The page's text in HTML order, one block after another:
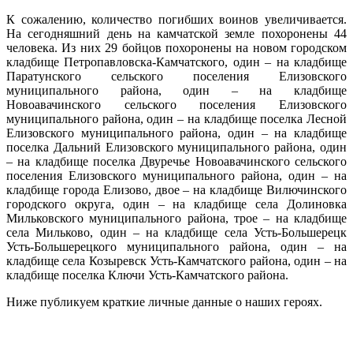
К сожалению, количество погибших воинов увеличивается.
На сегодняшний день на камчатской земле похоронены 44
человека. Из них 29 бойцов похоронены на новом городском
кладбище Петропавловска-Камчатского, один – на кладбище
Паратунского сельского поселения Елизовского
муниципального района, один – на кладбище
Новоавачинского сельского поселения Елизовского
муниципального района, один – на кладбище поселка Лесной
Елизовского муниципального района, один – на кладбище
поселка Дальний Елизовского муниципального района, один
– на кладбище поселка Двуречье Новоавачинского сельского
поселения Елизовского муниципального района, один – на
кладбище города Елизово, двое – на кладбище Вилючинского
городского округа, один – на кладбище села Долиновка
Мильковского муниципального района, трое – на кладбище
села Мильково, один – на кладбище села Усть-Большерецк
Усть-Большерецкого муниципального района, один – на
кладбище села Козыревск Усть-Камчатского района, один – на
кладбище поселка Ключи Усть-Камчатского района.
Ниже публикуем краткие личные данные о наших героях.